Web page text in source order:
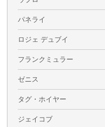
パネライ
ロジェ デュブイ
フランクミュラー
ゼニス
タグ・ホイヤー
ジェイコブ